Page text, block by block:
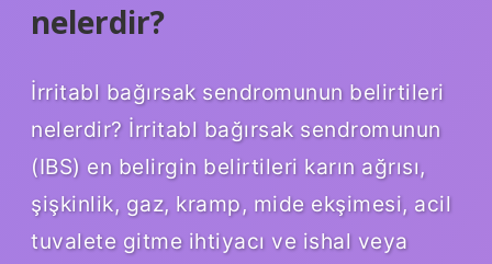
nelerdir?
İrritabl bağırsak sendromunun belirtileri
nelerdir? İrritabl bağırsak sendromunun
(IBS) en belirgin belirtileri karın ağrısı,
şişkinlik, gaz, kramp, mide ekşimesi, acil
tuvalete gitme ihtiyacı ve ishal veya